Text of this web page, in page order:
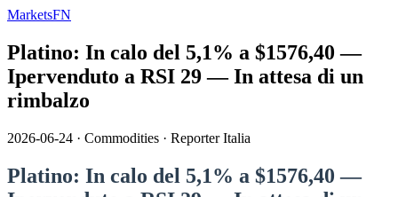
MarketsFN
Platino: In calo del 5,1% a $1576,40 —
Ipervenduto a RSI 29 — In attesa di un
rimbalzo
2026-06-24 · Commodities · Reporter Italia
Platino: In calo del 5,1% a $1576,40 —